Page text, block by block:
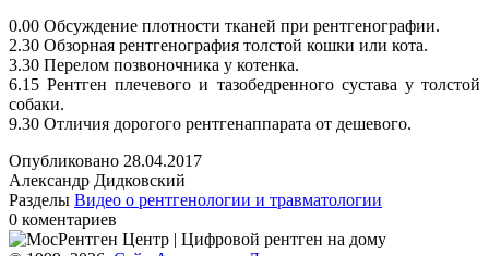
0.00 Обсуждение плотности тканей при рентгенографии.
2.30 Обзорная рентгенография толстой кошки или кота.
3.30 Перелом позвоночника у котенка.
6.15 Рентген плечевого и тазобедренного сустава у толстой
собаки.
9.30 Отличия дорогого рентгенаппарата от дешевого.
Опубликовано 28.04.2017
Александр Дидковский
Разделы Видео о рентгенологии и травматологии
0 коментариев